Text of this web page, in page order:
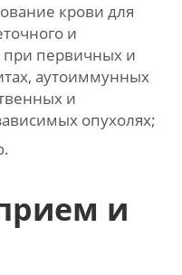
крови для
и
при первичных и
аутоиммунных
и
опухолях;
и